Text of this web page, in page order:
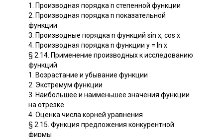
1. Производная порядка n степенной функции
2. Производная порядка n показательной
функции
3. Производные порядка n функций sin x, cos x
4. Производная порядка n функции у = In x
§ 2.14. Применение производных к исследованию
функций
1. Возрастание и убывание функции
2. Экстремум функции
3. Наибольшее и наименьшее значения функции
на отрезке
4. Оценка числа корней уравнения
§ 2.15. Функция предложения конкурентной
фирмы